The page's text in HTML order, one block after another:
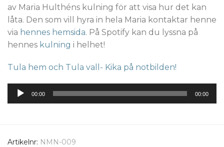
av Maria Hulthéns kulning för att visa hur det kan
låta. Den som vill hyra in hela Maria kontaktar henne
via hennes hemsida. På Spotify kan du lyssna på
hennes kulning i helhet!
Tula hem och Tula vall- Kika på notbilden!
Ljudspelare
00:00 00:00
Artikelnr: NMN-009